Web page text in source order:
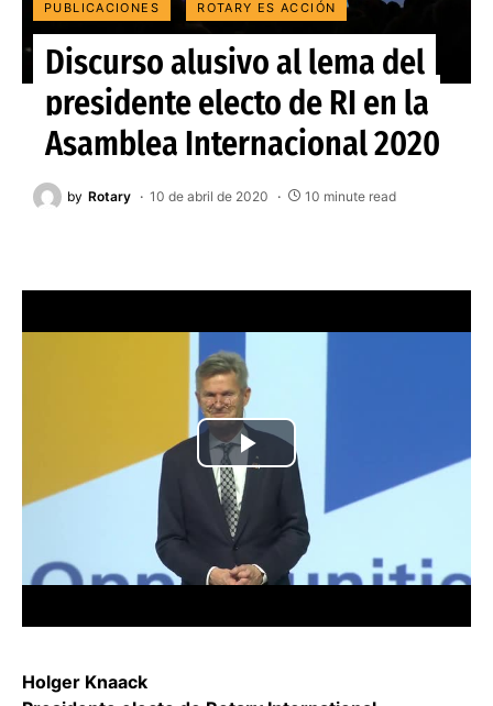
PUBLICACIONES ROTARY ES ACCIÓN
Discurso alusivo al lema del
presidente electo de RI en la
Asamblea Internacional 2020
by Rotary 10 de abril de 2020 10 minute read
Holger Knaack